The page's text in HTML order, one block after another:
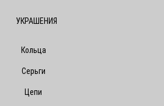
УКРАШЕНИЯ
Кольца
Серьги
Цепи